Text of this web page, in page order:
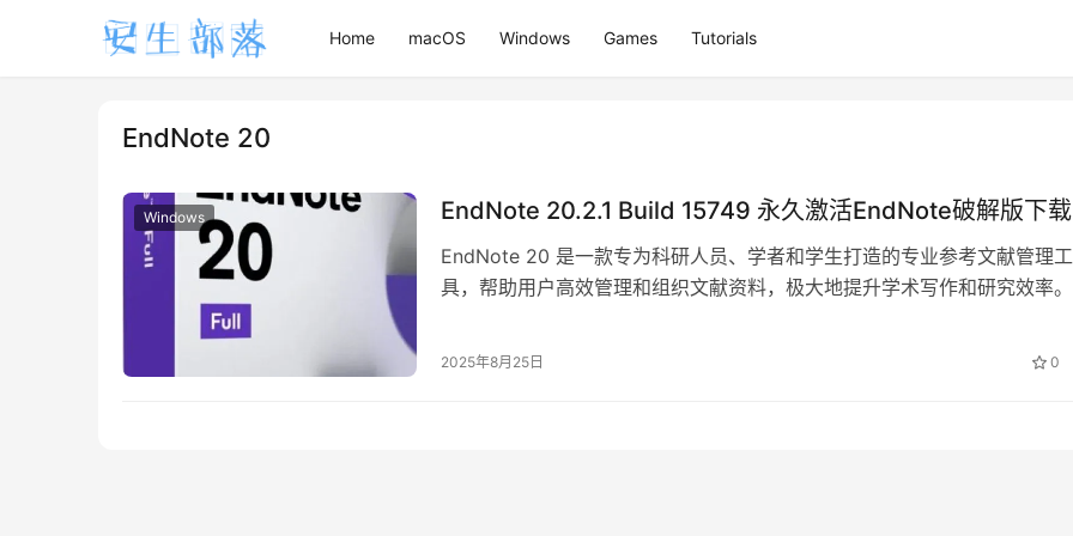
Home macOS Windows Games Tutorials
EndNote 20
Windows EndNote 20.2.1 Build 15749 永久激活EndNote破解版下载
EndNote 20 是一款专为科研人员、学者和学生打造的专业参考文献管理工
具，帮助用户高效管理和组织文献资料，极大地提升学术写作和研究效率
2025年8月25日 0